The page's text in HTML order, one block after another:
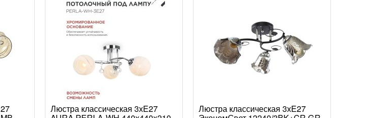
Люстра классическая 3хE27 Люстра классическая 3хE27